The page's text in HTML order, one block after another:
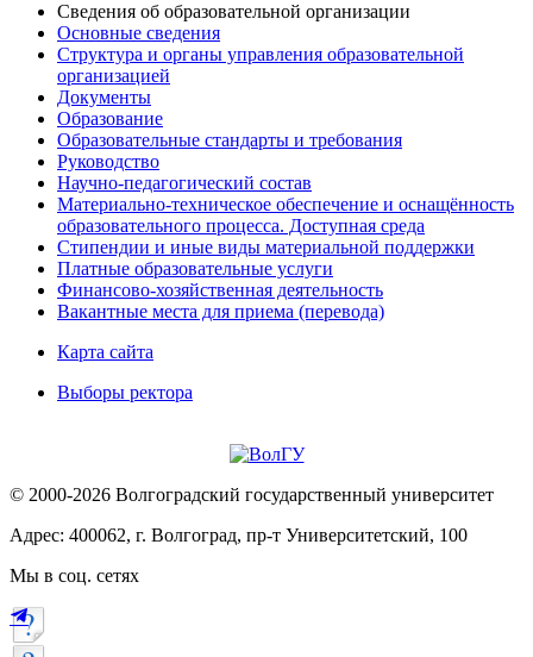
Сведения об образовательной организации
Основные сведения
Структура и органы управления образовательной
организацией
Документы
Образование
Образовательные стандарты и требования
Руководство
Научно-педагогический состав
Материально-техническое обеспечение и оснащённость
образовательного процесса. Доступная среда
Стипендии и иные виды материальной поддержки
Платные образовательные услуги
Финансово-хозяйственная деятельность
Вакантные места для приема (перевода)
Карта сайта
Выборы ректора
© 2000-2026 Волгоградский государственный университет
Адрес: 400062, г. Волгоград, пр-т Университетский, 100
Мы в соц. сетях